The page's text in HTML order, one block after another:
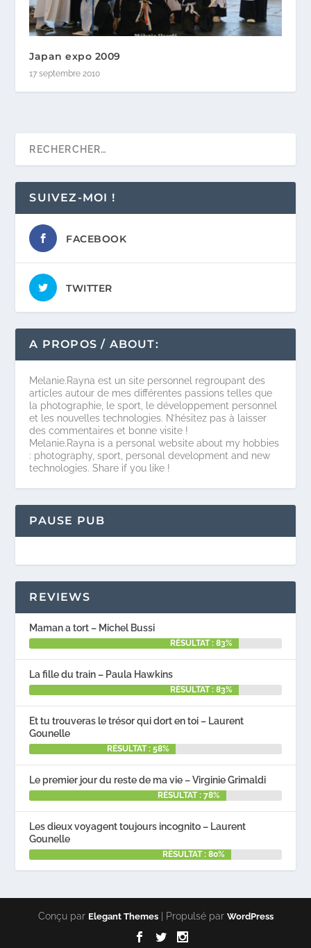
Japan expo 2009
17 septembre 2010
SUIVEZ-MOI !
FACEBOOK
TWITTER
A PROPOS / ABOUT:
Melanie.Rayna est un site personnel regroupant des
articles autour de mes différentes passions telles que
la photographie, le sport, le développement personnel
et les nouvelles technologies. N’hésitez pas à laisser
des commentaires et bonne visite !
Melanie.Rayna is a personal website about my hobbies
: photography, sport, personal development and new
technologies. Share if you like !
PAUSE PUB
REVIEWS
Maman a tort – Michel Bussi
RÉSULTAT : 83%
La fille du train – Paula Hawkins
RÉSULTAT : 83%
Et tu trouveras le trésor qui dort en toi – Laurent
Gounelle
RÉSULTAT : 58%
Le premier jour du reste de ma vie – Virginie Grimaldi
RÉSULTAT : 78%
Les dieux voyagent toujours incognito – Laurent
Gounelle
RÉSULTAT : 80%
Conçu par Elegant Themes| Propulsé par WordPress